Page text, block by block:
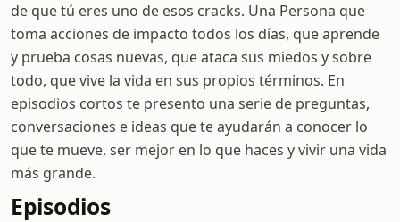
de que tú eres uno de esos cracks. Una Persona que
toma acciones de impacto todos los días, que aprende
y prueba cosas nuevas, que ataca sus miedos y sobre
todo, que vive la vida en sus propios términos. En
episodios cortos te presento una serie de preguntas,
conversaciones e ideas que te ayudarán a conocer lo
que te mueve, ser mejor en lo que haces y vivir una vida
más grande.
Episodios